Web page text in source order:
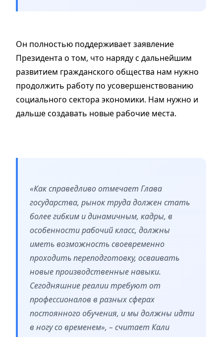
Он полностью поддерживает заявление
Президента о том, что наряду с дальнейшим
развитием гражданского общества нам нужно
продолжить работу по усовершенствованию
социального сектора экономики. Нам нужно и
дальше создавать новые рабочие места.
«Как справедливо отмечает Глава
государства, рынок труда должен стать
более гибким и динамичным, кадры, в
особенности рабочий класс, должны
иметь возможность своевременно
проходить переподготовку, осваивать
новые производственные навыки.
Сегодняшние реалии требуют от
профессионалов в разных сферах
постоянного обучения, и мы должны идти
в ногу со временем», – считает Кали